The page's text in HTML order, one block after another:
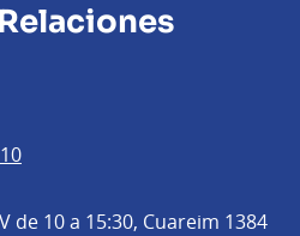
de 10 a 15:30, Cuareim 1384